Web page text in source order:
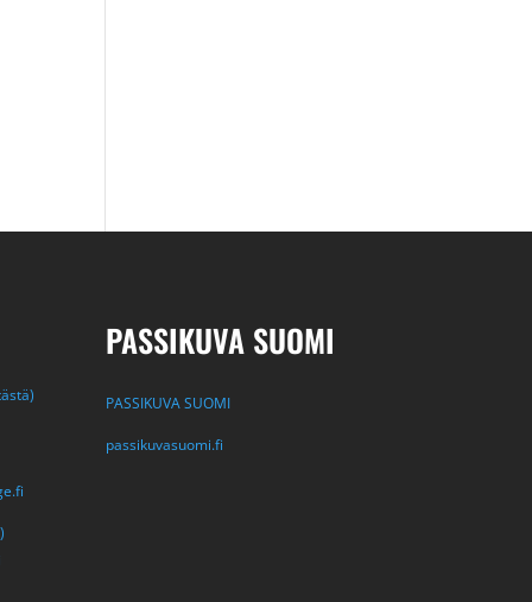
PASSIKUVA SUOMI
PASSIKUVA SUOMI
passikuvasuomi.fi